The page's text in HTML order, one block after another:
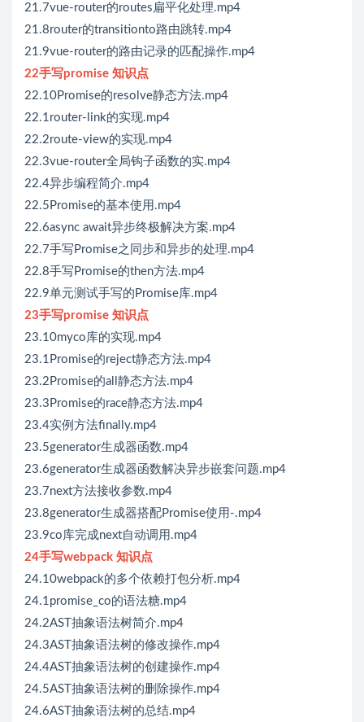
21.7vue-router的routes扁平化处理.mp4
21.8router的transitionto路由跳转.mp4
21.9vue-router的路由记录的匹配操作.mp4
22手写promise 知识点
22.10Promise的resolve静态方法.mp4
22.1router-link的实现.mp4
22.2route-view的实现.mp4
22.3vue-router全局钩子函数的实.mp4
22.4异步编程简介.mp4
22.5Promise的基本使用.mp4
22.6async await异步终极解决方案.mp4
22.7手写Promise之同步和异步的处理.mp4
22.8手写Promise的then方法.mp4
22.9单元测试手写的Promise库.mp4
23手写promise 知识点
23.10myco库的实现.mp4
23.1Promise的reject静态方法.mp4
23.2Promise的all静态方法.mp4
23.3Promise的race静态方法.mp4
23.4实例方法finally.mp4
23.5generator生成器函数.mp4
23.6generator生成器函数解决异步嵌套问题.mp4
23.7next方法接收参数.mp4
23.8generator生成器搭配Promise使用-.mp4
23.9co库完成next自动调用.mp4
24手写webpack 知识点
24.10webpack的多个依赖打包分析.mp4
24.1promise_co的语法糖.mp4
24.2AST抽象语法树简介.mp4
24.3AST抽象语法树的修改操作.mp4
24.4AST抽象语法树的创建操作.mp4
24.5AST抽象语法树的删除操作.mp4
24.6AST抽象语法树的总结.mp4